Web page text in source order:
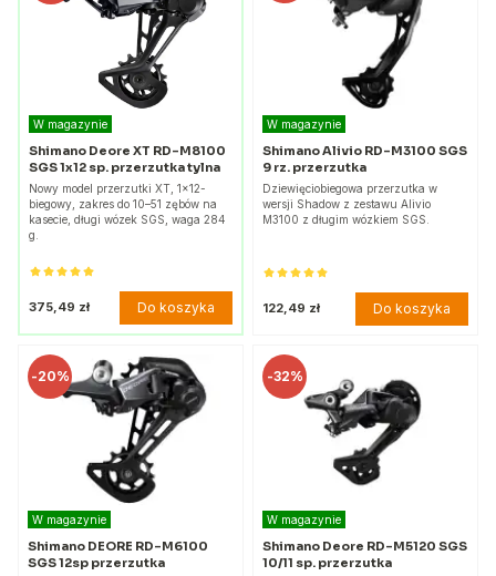
W magazynie
Shimano Deore XT RD-M8100
SGS 1x12 sp. przerzutka tylna
Nowy model przerzutki XT, 1x12-
biegowy, zakres do 10–51 zębów na
kasecie, długi wózek SGS, waga 284
g.
375,49 zł Do koszyka
W magazynie
Shimano Alivio RD-M3100 SGS
9 rz. przerzutka
Dziewięciobiegowa przerzutka w
wersji Shadow z zestawu Alivio
M3100 z długim wózkiem SGS.
122,49 zł Do koszyka
-20%
W magazynie
Shimano DEORE RD-M6100
SGS 12sp przerzutka
-32%
W magazynie
Shimano Deore RD-M5120 SGS
10/11 sp. przerzutka